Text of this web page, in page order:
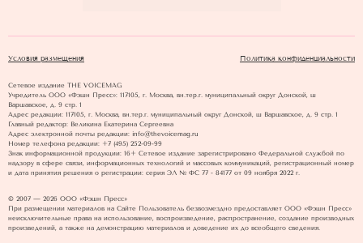
Условия размещения Политика конфиденциальности
Сетевое издание THE VOICEMAG
Учредитель ООО «Фэшн Пресс»: 117105, г. Москва, вн.тер.г. муниципальный округ Донской, ш
Варшавское, д. 9 стр. 1
Адрес редакции: 117105, г. Москва, вн.тер.г. муниципальный округ Донской, ш Варшавское, д. 9 стр. 1
Главный редактор: Великина Екатерина Сергеевна
Адрес электронной почты редакции: info@thevoicemag.ru
Номер телефона редакции: +7 (495) 252-09-99
Знак информационной продукции: 16+ Cетевое издание зарегистрировано Федеральной службой по
надзору в сфере связи, информационных технологий и массовых коммуникаций, регистрационный номер
и дата принятия решения о регистрации: серия ЭЛ № ФС 77 - 84177 от 09 ноября 2022 г.
© 2007 — 2026 ООО «Фэшн Пресс»
При размещении материалов на Сайте Пользователь безвозмездно предоставляет ООО «Фэшн Пресс»
неисключительные права на использование, воспроизведение, распространение, создание производных
произведений, а также на демонстрацию материалов и доведение их до всеобщего сведения.